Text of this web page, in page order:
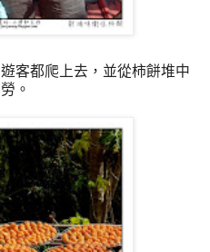
客都爬上去，並從柿餅堆中
。